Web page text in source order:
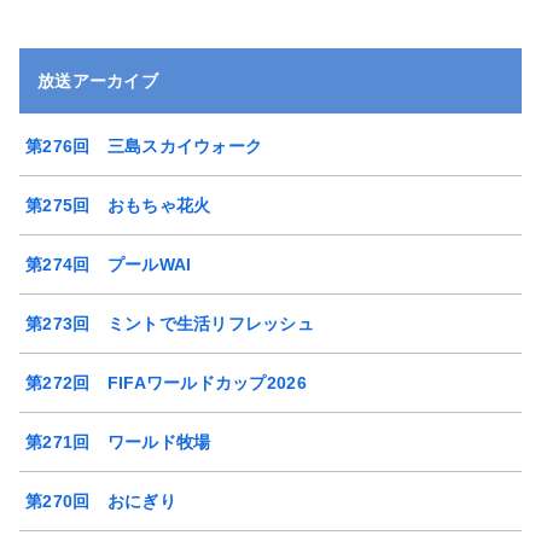
放送アーカイブ
第276回 三島スカイウォーク
第275回 おもちゃ花火
第274回 プールWAI
第273回 ミントで生活リフレッシュ
第272回 FIFAワールドカップ2026
第271回 ワールド牧場
第270回 おにぎり